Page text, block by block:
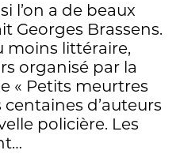
l’on a de beaux
Georges Brassens.
moins littéraire,
organisé par la
« Petits meurtres
centaines d’auteurs
policière. Les